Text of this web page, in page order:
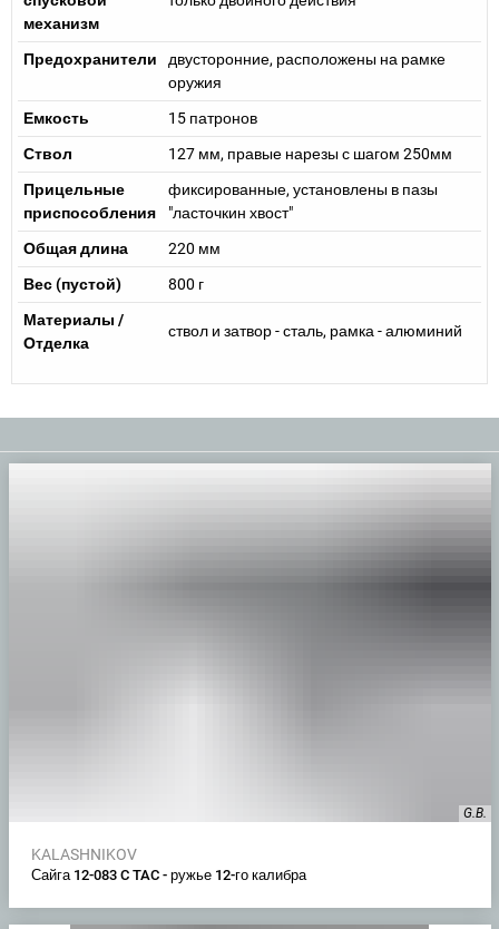
механизм
Предохранители
двусторонние, расположены на рамке
оружия
Емкость
15 патронов
Ствол
127 мм, правые нарезы с шагом 250мм
Прицельные
приспособления
фиксированные, установлены в пазы
"ласточкин хвост"
Общая длина
220 мм
Вес (пустой)
800 г
Материалы /
Отделка
ствол и затвор - сталь, рамка - алюминий
G.B.
KALASHNIKOV
Сайга 12-083 C TAC - ружье 12-го калибра